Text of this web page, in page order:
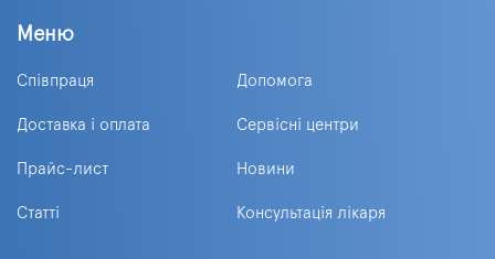
Меню
Співпраця Допомога
Доставка і оплата Сервісні центри
Прайс-лист Новини
Статті Консультація лікаря